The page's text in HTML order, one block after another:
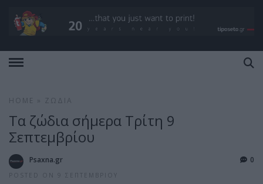
HOME ΖΏΔΙΑ
Τα ζώδια σήμερα Τρίτη 9
Σεπτεμβρίου
Psaxna.gr
POSTED ON 9 ΣΕΠΤΕΜΒΡΊΟΥ
0